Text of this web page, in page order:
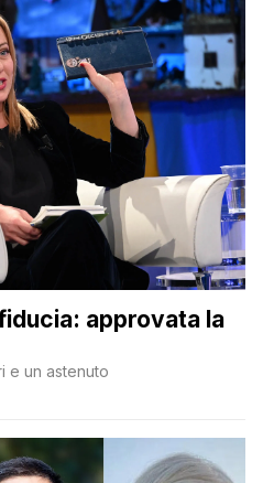
approvata la
e un astenuto